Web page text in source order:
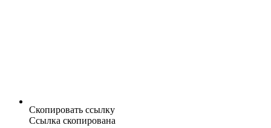
Скопировать ссылку
Ссылка скопирована